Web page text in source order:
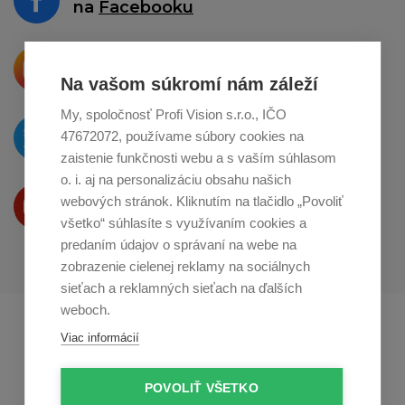
Na vašom súkromí nám záleží
My, spoločnosť Profi Vision s.r.o., IČO
47672072, používame súbory cookies na
zaistenie funkčnosti webu a s vaším súhlasom
o. i. aj na personalizáciu obsahu našich
webových stránok. Kliknutím na tlačidlo „Povoliť
všetko“ súhlasíte s využívaním cookies a
predaním údajov o správaní na webe na
zobrazenie cielenej reklamy na sociálnych
sieťach a reklamných sieťach na ďalších
weboch.
Viac informácií
POVOLIŤ VŠETKO
na Facebooku
o zdieľanie naInstagrame
O novinkách píšeme
naTwitteri
Produkty Vám predstavujeme
na Youtube
Profikuchař.cz